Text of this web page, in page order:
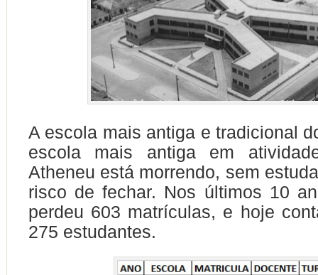
A escola mais antiga e tradicional
escola mais antiga em
Atheneu está morrendo, sem
risco de fechar. Nos últimos 10
perdeu 603 matrículas, e hoje
275 estudantes.